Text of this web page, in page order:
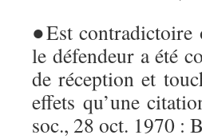
●Est contradictoire
le défendeur a été
de réception et
effets qu’une
soc., 28 oct. 1970 :